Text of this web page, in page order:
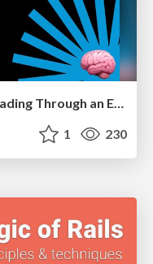
The innovator’s Mindset - Leading Through an Era of Exponential Change - McGill University 2025
1 230